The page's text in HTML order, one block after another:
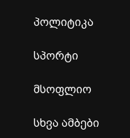
პოლიტიკა
სპორტი
მსოფლიო
სხვა ამბები